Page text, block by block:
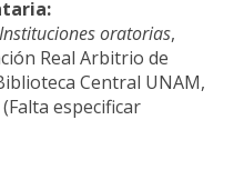
Instituciones oratorias,
Real Arbitrio de
Central UNAM,
(Falta especificar